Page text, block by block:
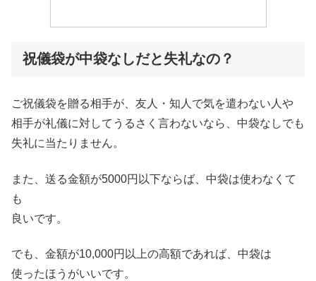
祝儀袋が中袋なしだと失礼なの？
ご祝儀袋を贈る相手が、友人・知人で気を遣わない人や
相手が礼儀に対してうるさく言わないなら、中袋なしでも
失礼に当たりません。
また、送る金額が5000円以下ならば、中袋は使わなくて
も
良いです。
でも、金額が10,000円以上の高額であれば、中袋は
使ったほうがいいです。